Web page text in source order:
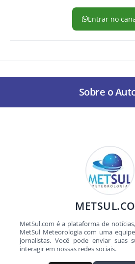
Entrar no
Sobre o
MetSul.com é a plataforma de
MetSul Meteorologia com uma
jornalistas. Você pode enviar suas
interagir em nossas redes sociais.